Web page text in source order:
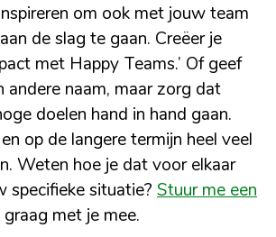
om ook met jouw team
de slag te gaan. Creëer je
met Happy Teams.’ Of geef
andere naam, maar zorg dat
doelen hand in hand gaan.
op de langere termijn heel veel
Weten hoe je dat voor elkaar
specifieke situatie? Stuur me een
graag met je mee.